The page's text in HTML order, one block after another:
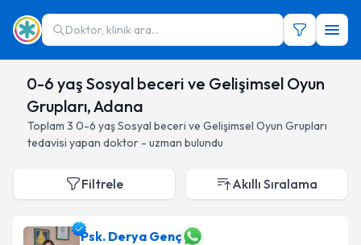
Doktor, klinik ara...
0-6 yaş Sosyal beceri ve Gelişimsel Oyun
Grupları, Adana
Toplam 3 0-6 yaş Sosyal beceri ve Gelişimsel Oyun Grupları
tedavisi yapan doktor - uzman bulundu
Filtrele Akıllı Sıralama
Psk. Derya Genç